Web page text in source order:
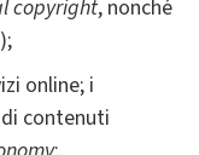
copyright, nonché
online; i
contenuti